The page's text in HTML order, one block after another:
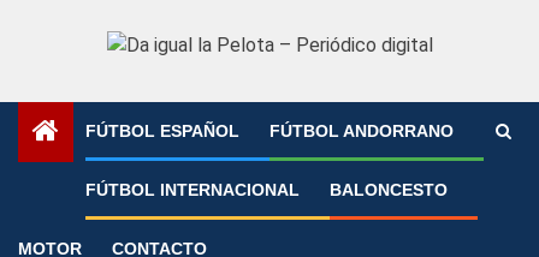
FÚTBOL ESPAÑOL FÚTBOL ANDORRANO
FÚTBOL INTERNACIONAL BALONCESTO
MOTOR CONTACTO
»
Athletic Club Bilbao LaLiga